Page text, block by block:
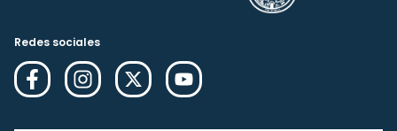
Redes sociales